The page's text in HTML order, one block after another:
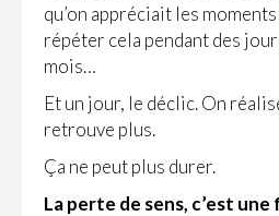
qu’on appréciait les
répéter cela pendant des
mois…
Et un jour, le déclic. On
retrouve plus.
Ça ne peut plus durer.
La perte de sens, c’est